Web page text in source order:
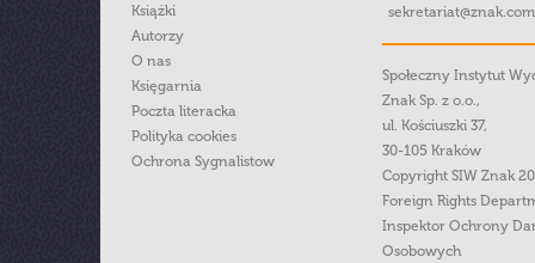
Książki
Autorzy
O nas
Księgarnia
Poczta literacka
Polityka cookies
Ochrona Sygnalistow
Społeczny Instytut
Znak Sp. z o.o.,
ul. Kościuszki 37,
30-105 Kraków
Copyright SIW Znak
Foreign Rights
Inspektor Ochrony
Osobowych